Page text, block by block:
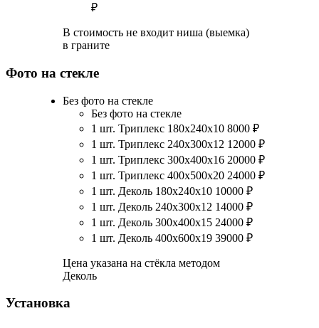
₽
В стоимость не входит ниша (выемка)
в граните
Фото на стекле
Без фото на стекле
Без фото на стекле
1 шт. Триплекс 180х240х10 8000 ₽
1 шт. Триплекс 240х300х12 12000 ₽
1 шт. Триплекс 300х400х16 20000 ₽
1 шт. Триплекс 400х500х20 24000 ₽
1 шт. Деколь 180х240х10 10000 ₽
1 шт. Деколь 240х300х12 14000 ₽
1 шт. Деколь 300х400х15 24000 ₽
1 шт. Деколь 400х600х19 39000 ₽
Цена указана на стёкла методом
Деколь
Установка